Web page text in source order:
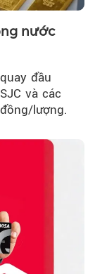
nước
đầu
và các
lượng.